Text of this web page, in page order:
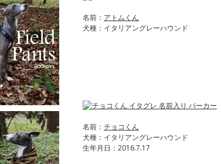
名前： アトムくん
犬種：イタリアングレーハウンド
名前： チョコくん
犬種：イタリアングレーハウンド
生年月日：2016.7.17